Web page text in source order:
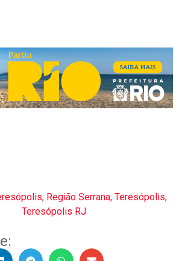
, Região Serrana, Teresópolis,
Teresópolis RJ